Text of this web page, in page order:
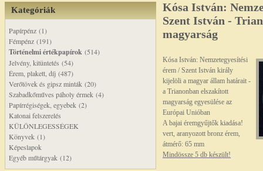
Kategóriák
Papírpénz (1)
Fémpénz (191)
Történelmi értékpapírok (514)
Jelvény, kitüntetés (54)
Érem, plakett, díj (487)
Verőtövek és gipsz minták (20)
Szabadkőműves páholy érmek (4)
Papírrégiségek, egyebek (2)
Katonai felszerelés
KÜLÖNLEGESSÉGEK
Könyvek (1)
Képeslapok
Egyéb műtárgyak (12)
Kósa István:
Szent István -
magyarság
Kósa István: Nemzetegyesítési
érem / Szent István király
kijelöli a magyar állam határait -
a Trianonban elszakított
magyarság egyesülése az
Európai Unióban
A bajai éremgyűjtők kiadása!
vert, aranyozott bronz érem,
átmérő: 65 mm
Mindössze 5 db készült!